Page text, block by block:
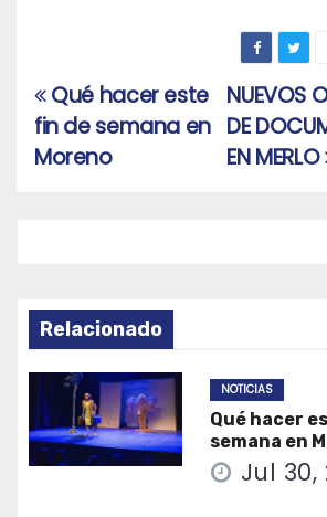
Navegación
de
NUEVOS
DE
EN MERLO
Qué hacer este
fin de semana en
Moreno
Relacionado
NOTICIAS
Qué hacer
semana en
Jul 30,